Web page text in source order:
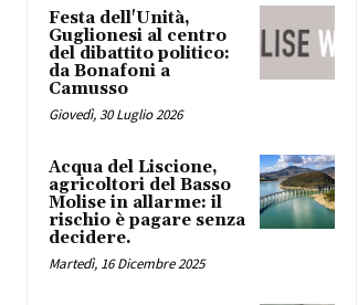
Festa dell'Unità,
Guglionesi al centro
del dibattito politico:
da Bonafoni a
Camusso
Giovedì, 30 Luglio 2026
Acqua del Liscione,
agricoltori del Basso
Molise in allarme: il
rischio è pagare senza
decidere.
Martedì, 16 Dicembre 2025